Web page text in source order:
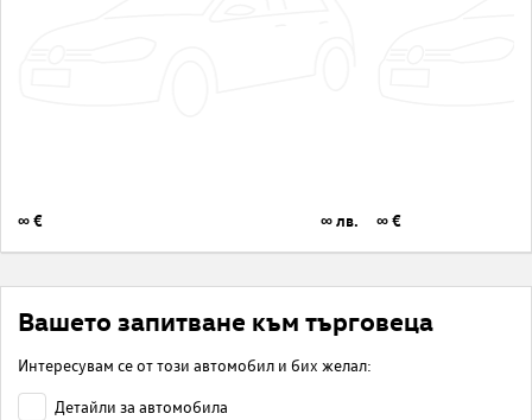
∞ € ∞ лв. ∞ €
Вашето запитване към търговеца
Интересувам се от този автомобил и бих желал:
Детайли за автомобила